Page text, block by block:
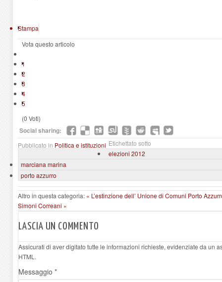
Stampa
Vota questo articolo
1
2
3
4
5
(0 Voti)
Social sharing:
Pubblicato in Politica e istituzioni Etichettato sotto
elezioni 2012
marciana marina
porto azzurro
Altro in questa categoria: « L’estinzione dell’ Unione di Comuni Porto
Simoni Correani »
LASCIA UN COMMENTO
Assicurati di aver digitato tutte le informazioni richieste, evidenziate da un
HTML.
Messaggio *